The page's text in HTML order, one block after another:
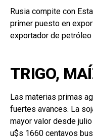
Rusia compite con
primer puesto en
exportador de
TRIGO,
Las materias primas
fuertes avances. La
mayor valor desde
u$s 1660 centavos